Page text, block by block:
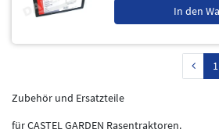
In den
1
Zubehör und Ersatzteile
für CASTEL GARDEN Rasentraktoren.